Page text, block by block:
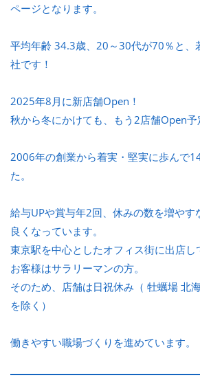
ページとなります。
平均年齢 34.3歳、20～30代が70％と、
社です！
2025年8月に新店舗Open！
秋から冬にかけても、もう2店舗Open予
2006年の創業から着実・堅実に歩んで
た。
給与UPや賞与年2回、休みの数を増やす
良くなっています。
東京駅を中心としたオフィス街に出店し
お客様はサラリーマンの方。
そのため、店舗は日祝休み（ 牡蠣場 北
を除く）
働きやすい職場づくりを進めています。